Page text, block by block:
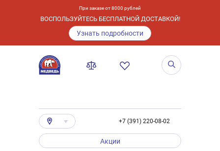
При заказе от 8000 рублей
ВОСПОЛЬЗУЙТЕСЬ БЕСПЛАТНОЙ ДОСТАВКОЙ!
Узнать подробности
+7 (391) 220-08-02
Акции